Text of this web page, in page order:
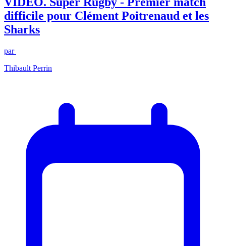
difficile pour Clément Poitrenaud et les
Sharks
par
Thibault Perrin